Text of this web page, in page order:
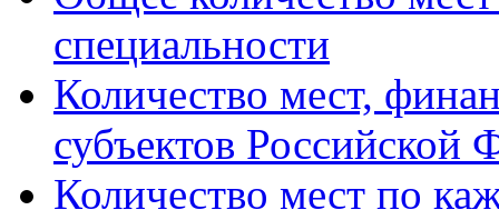
специальности
Количество мест,
субъектов Российской
Количество мест по